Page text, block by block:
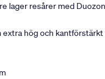
lager resårer med Duozon
extra hög och